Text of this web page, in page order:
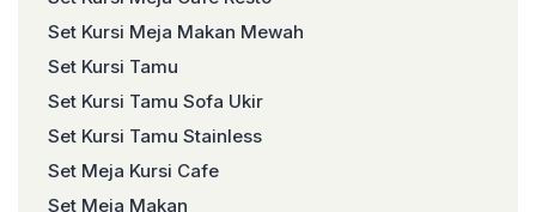
Set Kursi Meja Makan Mewah
Set Kursi Tamu
Set Kursi Tamu Sofa Ukir
Set Kursi Tamu Stainless
Set Meja Kursi Cafe
Set Meja Makan